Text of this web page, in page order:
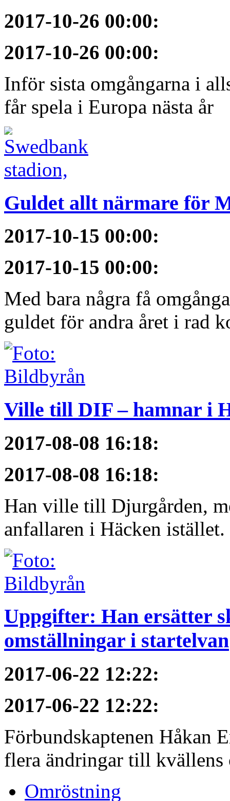
2017-10-26 00:00:
2017-10-26 00:00:
Inför sista omgångarna i
får spela i Europa nästa år
Guldet allt närmare för
2017-10-15 00:00:
2017-10-15 00:00:
Med bara några få
guldet för andra året i rad
Ville till DIF – hamnar i
2017-08-08 16:18:
2017-08-08 16:18:
Han ville till Djurgården,
anfallaren i Häcken
Uppgifter: Han ersätter
omställningar i startelvan
2017-06-22 12:22:
2017-06-22 12:22:
Förbundskaptenen Håkan
flera ändringar till kvällens
Omröstning